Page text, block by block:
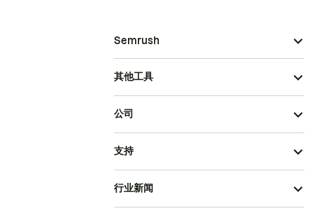
Semrush
其他工具
公司
支持
行业新闻